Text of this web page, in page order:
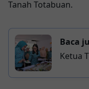
Tanah Totabuan.
Baca
Ketua